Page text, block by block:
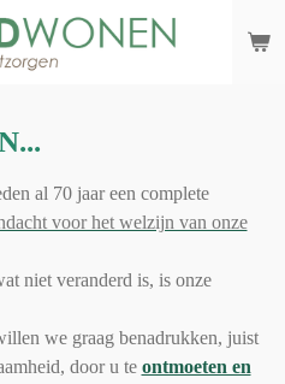
al 70 jaar een complete
voor het welzijn van onze
niet veranderd is, is onze
we graag benadrukken, juist
door u te ontmoeten en